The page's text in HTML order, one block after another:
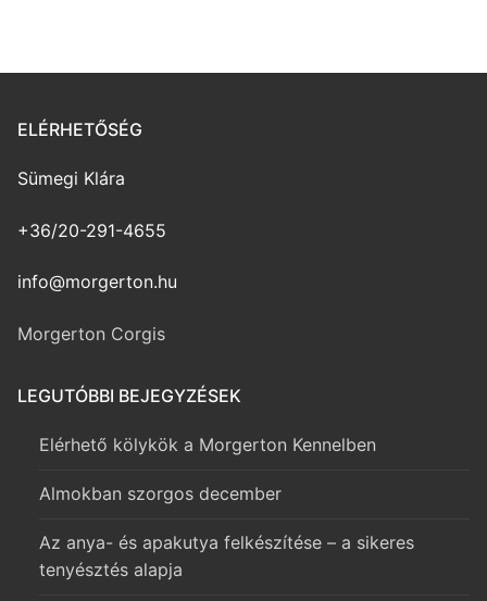
ELÉRHETŐSÉG
Sümegi Klára
+36/20-291-4655
info@morgerton.hu
Morgerton Corgis
LEGUTÓBBI BEJEGYZÉSEK
Elérhető kölykök a Morgerton Kennelben
Almokban szorgos december
Az anya- és apakutya felkészítése – a sikeres
tenyésztés alapja